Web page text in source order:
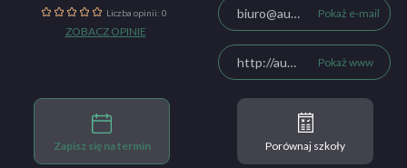
Liczba opinii: 0
ZOBACZ OPINIE
biuro@auto-moto-nauka.pl Pokaż e-mail
http://auto-moto-nauka.pl/index.php Pokaż www
Zapisz się na termin Porównaj szkoły